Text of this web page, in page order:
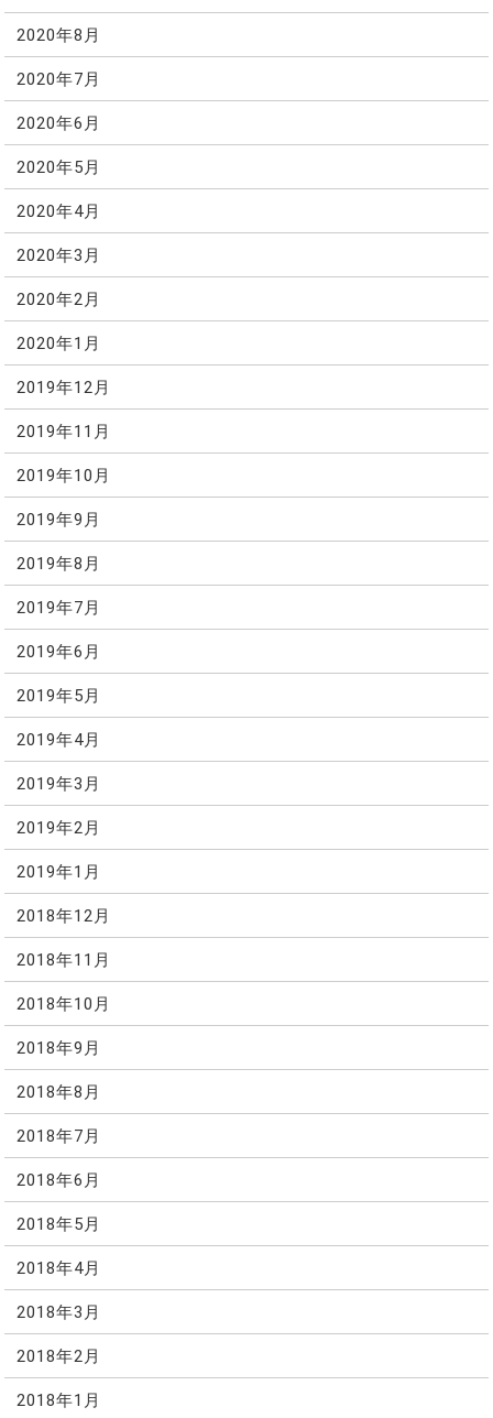
2020年8月
2020年7月
2020年6月
2020年5月
2020年4月
2020年3月
2020年2月
2020年1月
2019年12月
2019年11月
2019年10月
2019年9月
2019年8月
2019年7月
2019年6月
2019年5月
2019年4月
2019年3月
2019年2月
2019年1月
2018年12月
2018年11月
2018年10月
2018年9月
2018年8月
2018年7月
2018年6月
2018年5月
2018年4月
2018年3月
2018年2月
2018年1月